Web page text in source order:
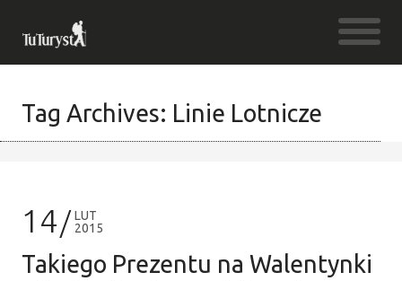
Tag Archives: Linie Lotnicze
14
LUT
2015
Takiego Prezentu na Walentynki